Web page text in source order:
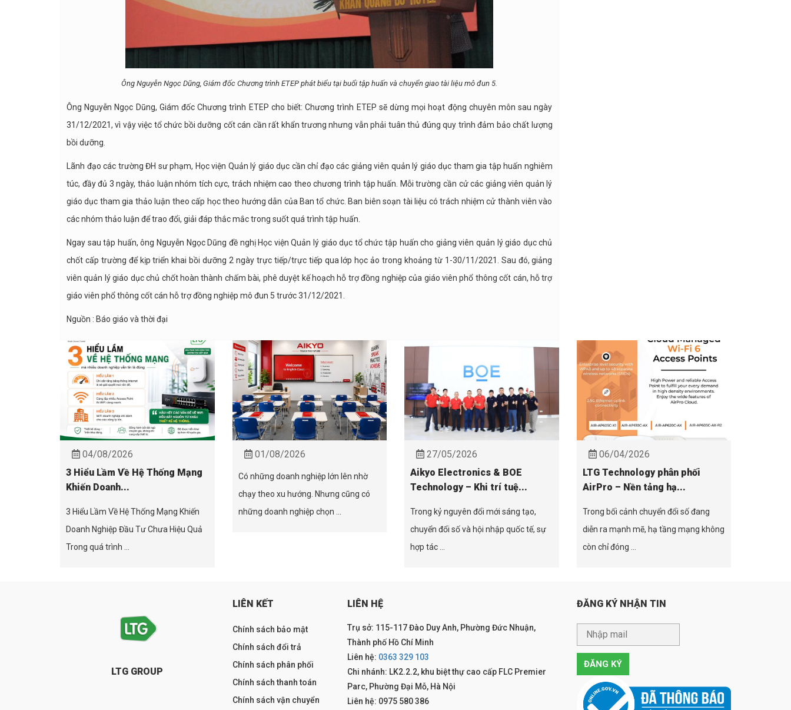
Ông Nguyễn Ngọc Dũng, Giám đốc Chương trình ETEP phát biểu tại buổi tập huấn và chuyển giao tài liệu mô đun 5.
Ông Nguyễn Ngọc Dũng, Giám đốc Chương trình ETEP cho biết: Chương trình ETEP sẽ dừng mọi hoạt động chuyên môn sau ngày
31/12/2021, vì vậy việc tổ chức bồi dưỡng cốt cán cần rất khẩn trương nhưng vẫn phải tuân thủ đúng quy trình đảm bảo chất lượng
bồi dưỡng.
Lãnh đạo các trường ĐH sư phạm, Học viện Quản lý giáo dục cần chỉ đạo các giảng viên quản lý giáo dục tham gia tập huấn nghiêm
túc, đầy đủ 3 ngày, thảo luận nhóm tích cực, trách nhiệm cao theo chương trình tập huấn. Mỗi trường cần cử các giảng viên quản lý
giáo dục tham gia thảo luận theo cấp học theo hướng dẫn của Ban tổ chức. Ban biên soạn tài liệu có trách nhiệm cử thành viên vào
các nhóm thảo luận để trao đổi, giải đáp thắc mắc trong suốt quá trình tập huấn.
Ngay sau tập huấn, ông Nguyễn Ngọc Dũng đề nghị Học viện Quản lý giáo dục tổ chức tập huấn cho giảng viên quản lý giáo dục chủ
chốt cấp trường để kịp triển khai bồi dưỡng 2 ngày trực tiếp/trực tiếp qua lớp học ảo trong khoảng từ 1-30/11/2021. Sau đó, giảng
viên quản lý giáo dục chủ chốt hoàn thành chấm bài, phê duyệt kế hoạch hỗ trợ đồng nghiệp của giáo viên phổ thông cốt cán, hỗ trợ
giáo viên phổ thông cốt cán hỗ trợ đồng nghiệp mô đun 5 trước 31/12/2021.
Nguồn : Báo giáo và thời đại
04/08/2026
3 Hiểu Lầm Về Hệ Thống Mạng
Khiến Doanh...
3 Hiểu Lầm Về Hệ Thống Mạng Khiến
Doanh Nghiệp Đầu Tư Chưa Hiệu Quả
Trong quá trình ...
01/08/2026
Có những doanh nghiệp lớn lên nhờ
chạy theo xu hướng. Nhưng cũng có
những doanh nghiệp chọn ...
27/05/2026
Aikyo Electronics & BOE
Technology – Khi trí tuệ...
Trong kỷ nguyên đổi mới sáng tạo,
chuyển đổi số và hội nhập quốc tế, sự
hợp tác ...
06/04/2026
LTG Technology phân phối
AirPro – Nền tảng hạ...
Trong bối cảnh chuyển đổi số đang
diễn ra mạnh mẽ, hạ tầng mạng không
còn chỉ đóng ...
LTG GROUP
LIÊN KẾT
Chính sách bảo mật
Chính sách đổi trả
Chính sách phân phối
Chính sách thanh toán
Chính sách vận chuyển
LIÊN HỆ
Trụ sở: 115-117 Đào Duy Anh, Phường Đức Nhuận,
Thành phố Hồ Chí Minh
Liên hệ: 0363 329 103
Chi nhánh: LK2.2.2, khu biệt thự cao cấp FLC Premier
Parc, Phường Đại Mỗ, Hà Nội
Liên hệ: 0975 580 386
ĐĂNG KÝ NHẬN TIN